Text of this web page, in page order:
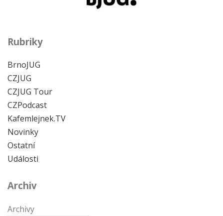
Rubriky
BrnoJUG
CZJUG
CZJUG Tour
CZPodcast
Kafemlejnek.TV
Novinky
Ostatní
Události
Archiv
Archivy